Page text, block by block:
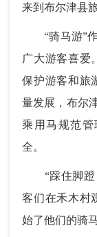
来到布尔津县旅
“骑马游”作
广大游客喜爱
保护游客和旅
量发展，布尔
乘用马规范
全。
“踩住脚蹬
客们在禾木村
始了他们的骑